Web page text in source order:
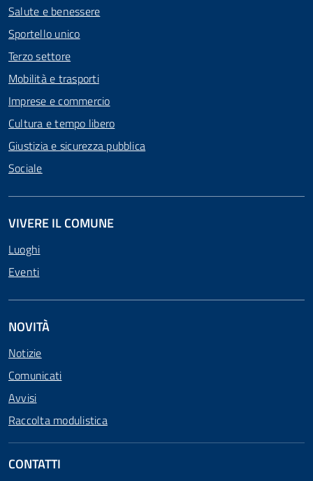
Salute e benessere
Sportello unico
Terzo settore
Mobilità e trasporti
Imprese e commercio
Cultura e tempo libero
Giustizia e sicurezza pubblica
Sociale
VIVERE IL COMUNE
Luoghi
Eventi
NOVITÀ
Notizie
Comunicati
Avvisi
Raccolta modulistica
CONTATTI